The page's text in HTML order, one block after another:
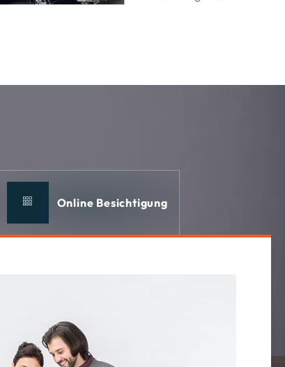
5
9
Online Besichtigung